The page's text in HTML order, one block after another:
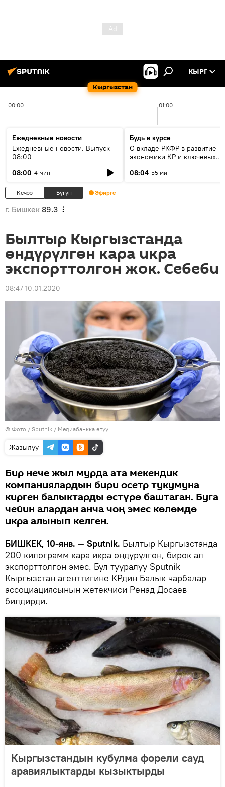
Кыргызстан
КЫРГ
00:00 01:00
Ежедневные новости
Ежедневные новости. Выпуск
08:00
08:00 4 мин
Будь в курсе
О вкладе РКФР в развитие
экономики КР и ключевых
08:04 55 мин
Кечээ Бүгүн Эфирге
г. Бишкек 89.3
Былтыр Кыргызстанда
өндүрүлгөн кара икра
экспорттолгон жок. Себеби
08:47 10.01.2020
© Фото / Sputnik / Медиабанкка өтүү
Жазылуу
Бир нече жыл мурда ата мекендик
компаниялардын бири осетр тукумуна
кирген балыктарды өстүрө баштаган. Буга
чейин алардан анча чоң эмес көлөмдө
икра алынып келген.
БИШКЕК, 10-янв. — Sputnik. Былтыр Кыргызстанда
200 килограмм кара икра өндүрүлгөн, бирок ал
экспорттолгон эмес. Бул тууралуу Sputnik
Кыргызстан агенттигине КРдин Балык чарбалар
ассоциациясынын жетекчиси Ренад Досаев
билдирди.
Кыргызстандын кубулма форели сауд
аравиялыктарды кызыктырды